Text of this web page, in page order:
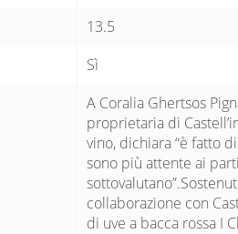
13.5
Sì
A Coralia Ghertsos
proprietaria di
vino, dichiara “è fatto
sono più attente ai
collaborazione con
di uve a bacca rossa I